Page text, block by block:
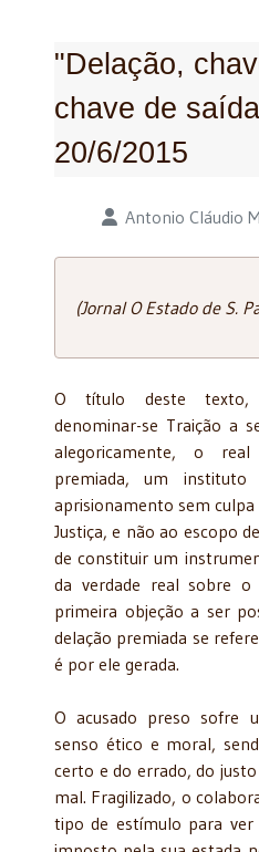
"Delação,
chave de
20/6/2015
Detalhes Antonio Cláudio
(Jornal O Estado de S.
O título deste texto,
denominar-se Traição a
alegoricamente, o
premiada, um
aprisionamento sem culpa
Justiça, e não ao escopo
de constituir um
da verdade real sobre
primeira objeção a ser
delação premiada se
é por ele gerada.
O acusado preso sofre
senso ético e moral,
certo e do errado, do
mal. Fragilizado, o
tipo de estímulo para